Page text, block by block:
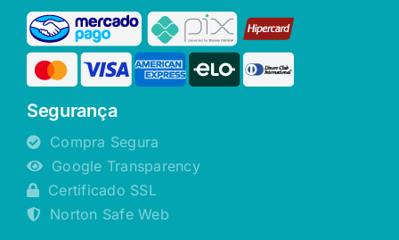
Segurança
Compra Segura
Google Transparency
Certificado SSL
Norton Safe Web